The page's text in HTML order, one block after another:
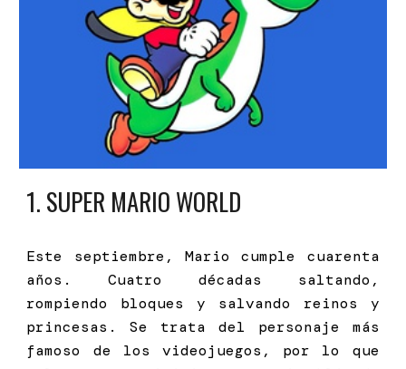
1. SUPER MARIO WORLD
Este septiembre, Mario cumple cuarenta
años. Cuatro décadas saltando,
rompiendo bloques y salvando reinos y
princesas. Se trata del personaje más
famoso de los videojuegos, por lo que